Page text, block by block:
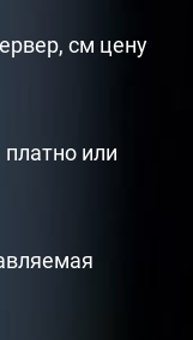
см цену
или